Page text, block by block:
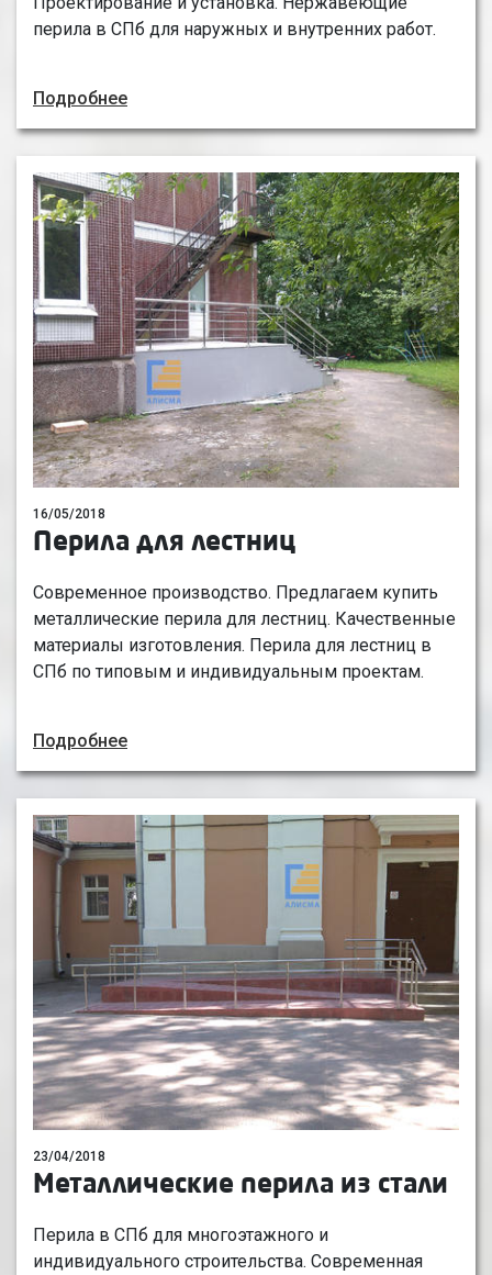
перила в СПб для наружных и внутренних работ.
Подробнее
16/05/2018
Перила для лестниц
Современное производство. Предлагаем купить
металлические перила для лестниц. Качественные
материалы изготовления. Перила для лестниц в
СПб по типовым и индивидуальным проектам.
Подробнее
23/04/2018
Металлические перила из стали
Перила в СПб для многоэтажного и
индивидуального строительства. Современная